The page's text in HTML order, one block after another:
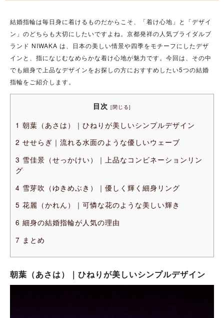
結婚指輪は毎日身に着けるものだからこそ、「着け心地」と「デザイ
ン」のどちらも大切にしたいですよね。京都発祥の人気ブライダルブ
ランド NIWAKA は、日本の美しい情景や四季をモチーフにしたデザ
インと、指になじむなめらかな着け心地が魅力です。今回は、その中
でも細身で上品なデザインをお探しの方におすすめしたい5つの結婚
指輪をご紹介します。
目次 [閉じる]
1 朝葉（あさは）｜ひねりが美しいシンプルデザイン
2 せせらぎ｜流れる水面のような優しいウェーブ
3 雪佳景（せっかけい）｜上品なコンビネーションリン
グ
4 雪芽吹（ゆきめぶき）｜優しく輝く細身リング
5 花麗（かれん）｜可憐な花のような美しい輝き
6 細身の結婚指輪が人気の理由
7 まとめ
朝葉（あさは）｜ひねりが美しいシンプルデザイン